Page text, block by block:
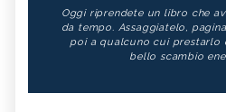
Oggi riprendete un libro che
da tempo. Assaggiatelo,
poi a qualcuno cui prestarlo
bello scambio